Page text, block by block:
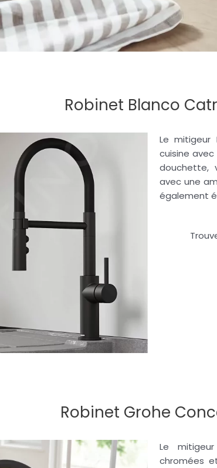
Robinet Blanco
Le
cuisine
douchette,
avec une
également
Robinet Grohe
Le
chromées